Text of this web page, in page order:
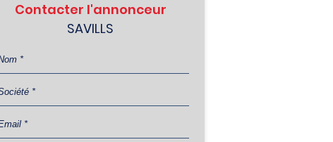
Contacter l'annonceur
SAVILLS